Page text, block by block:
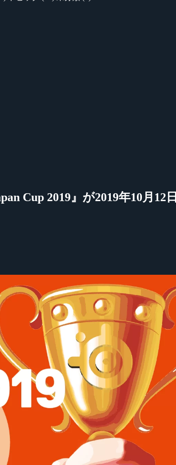
Cup 2019』が2019年10月12